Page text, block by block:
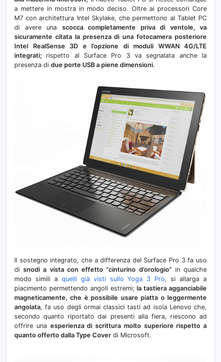
a mettere in mostra in modo deciso. Oltre ai processori Core
M7 con architettura Intel Skylake, che permettono al Tablet PC
di avere una scocca completamente priva di ventole, va
sicuramente citata la presenza di una fotocamera posteriore
Intel RealSense 3D e l’opzione di moduli WWAN 4G/LTE
integrati; rispetto al Surface Pro 3 va segnalata anche la
presenza di due porte USB a piene dimensioni.
Il sostegno integrato, che a differenza del Surface Pro 3 fa uso
disnodi a vista con effetto “cinturino d’orologio”in qualche
modo simili a quelli già visti sullo Yoga 3 Pro, si allarga a
piacimento permettendo angoli estremi;la tastiera agganciabile
magneticamente, che è possibile usare piatta o leggermente
angolata, fa uso degli ormai classici tasti ad isola Lenovo che,
secondo quanto riportato dai presenti alla fiera, riescono ad
offrire una esperienza di scrittura molto superiore rispetto a
quanto offerto dalla Type Cover di Microsoft.